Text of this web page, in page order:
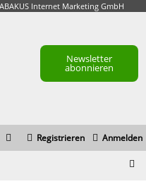
Internet Marketing GmbH
Newsletter
abonnieren
Anmelden
Registrieren